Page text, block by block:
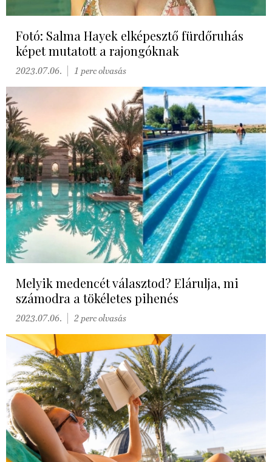
Fotó: Salma Hayek elképesztő fürdőruhás
képet mutatott a rajongóknak
2023.07.06. 1 perc olvasás
Melyik medencét választod? Elárulja, mi
számodra a tökéletes pihenés
2023.07.06. 2 perc olvasás